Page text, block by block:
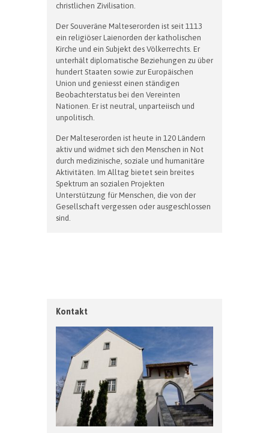
christlichen Zivilisation.
Der Souveräne Malteserorden ist seit 1113
ein religiöser Laienorden der katholischen
Kirche und ein Subjekt des Völkerrechts. Er
unterhält diplomatische Beziehungen zu über
hundert Staaten sowie zur Europäischen
Union und geniesst einen ständigen
Beobachterstatus bei den Vereinten
Nationen. Er ist neutral, unparteiisch und
unpolitisch.
Der Malteserorden ist heute in 120 Ländern
aktiv und widmet sich den Menschen in Not
durch medizinische, soziale und humanitäre
Aktivitäten. Im Alltag bietet sein breites
Spektrum an sozialen Projekten
Unterstützung für Menschen, die von der
Gesellschaft vergessen oder ausgeschlossen
sind.
Kontakt